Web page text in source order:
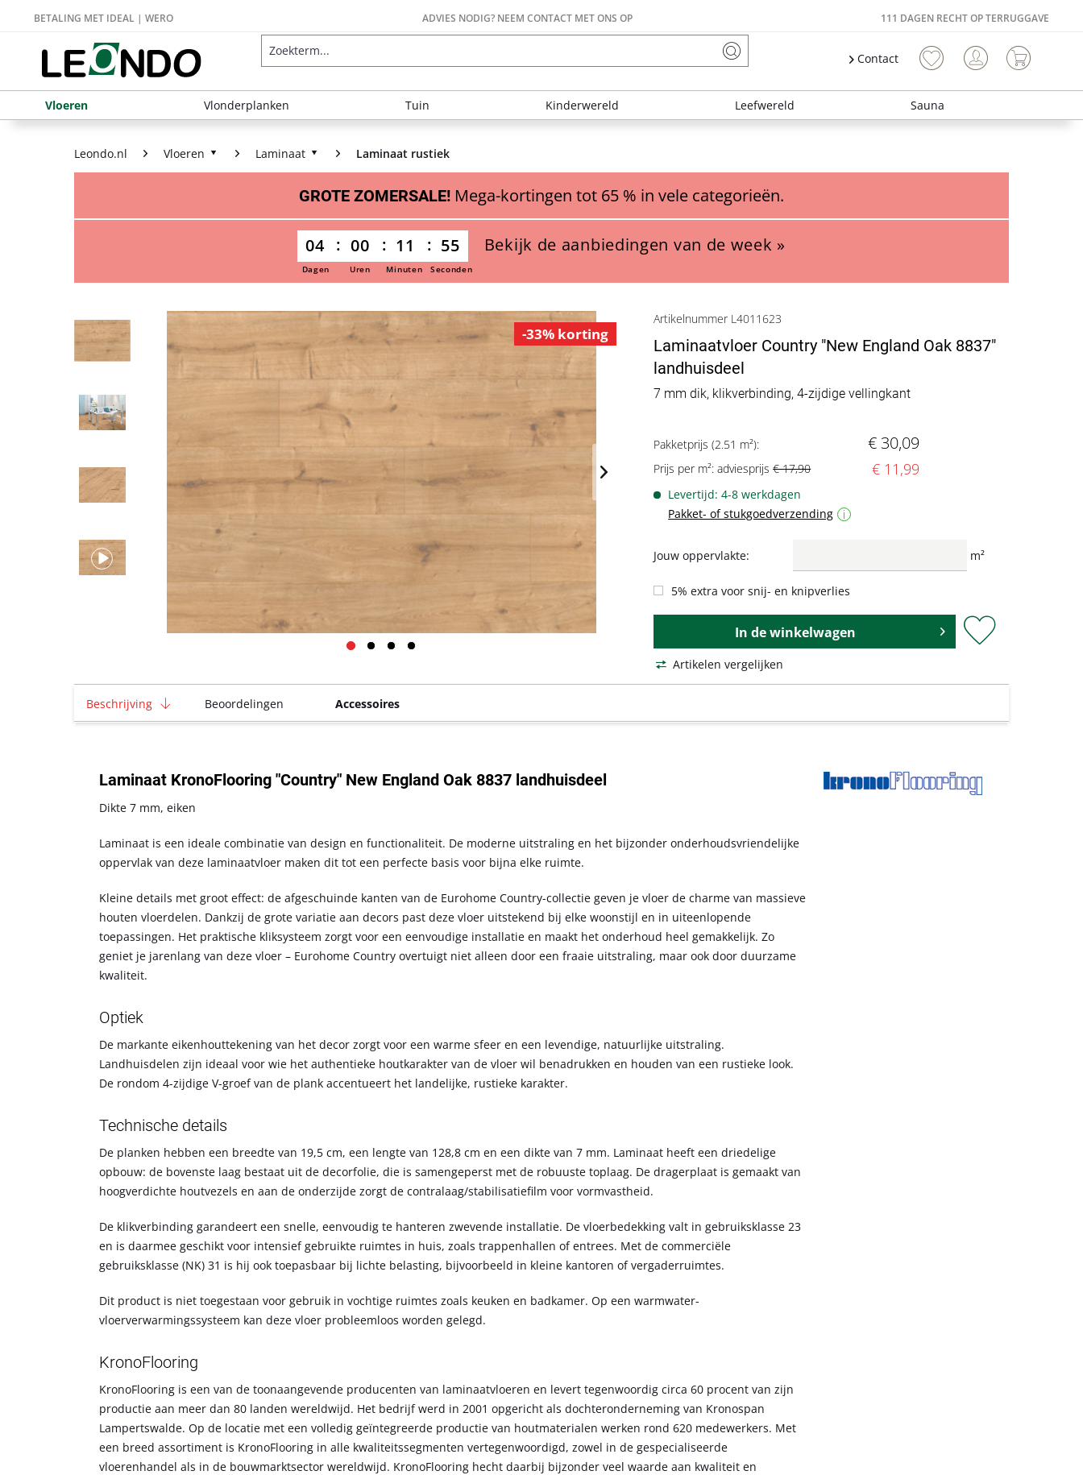
BETALING MET IDEAL | WERO ADVIES NODIG? NEEM CONTACT MET ONS OP 111 DAGEN RECHT OP TERRUGGAVE
Contact
Vloeren Vlonderplanken Tuin Kinderwereld Leefwereld Sauna
Leondo.nl Vloeren Laminaat Laminaat rustiek
GROTE ZOMERSALE! Mega-kortingen tot 65 % in vele categorieën.
04 00 11 54
Dagen Uren Minuten Seconden
Bekijk de aanbiedingen van de week »
-33% korting
Artikelnummer L4011623
Laminaatvloer Country "New England Oak 8837"
landhuisdeel
7 mm dik, klikverbinding, 4-zijdige vellingkant
Pakketprijs (2.51 m²): € 30,09
Prijs per m²: adviesprijs€ 17,90 € 11,99
Levertijd: 4-8 werkdagen
Pakket- of stukgoedverzending
i
Jouw oppervlakte: m²
5% extra voor snij- en knipverlies
In de winkelwagen
Artikelen vergelijken
Beschrijving Beoordelingen Accessoires
Laminaat KronoFlooring "Country" New England Oak 8837 landhuisdeel
Dikte 7 mm, eiken
Laminaat is een ideale combinatie van design en functionaliteit. De moderne uitstraling en het bijzonder onderhoudsvriendelijke
oppervlak van deze laminaatvloer maken dit tot een perfecte basis voor bijna elke ruimte.
Kleine details met groot effect: de afgeschuinde kanten van de Eurohome Country-collectie geven je vloer de charme van massieve
houten vloerdelen. Dankzij de grote variatie aan decors past deze vloer uitstekend bij elke woonstijl en in uiteenlopende
toepassingen. Het praktische kliksysteem zorgt voor een eenvoudige installatie en maakt het onderhoud heel gemakkelijk. Zo
geniet je jarenlang van deze vloer – Eurohome Country overtuigt niet alleen door een fraaie uitstraling, maar ook door duurzame
kwaliteit.
Optiek
De markante eikenhouttekening van het decor zorgt voor een warme sfeer en een levendige, natuurlijke uitstraling.
Landhuisdelen zijn ideaal voor wie het authentieke houtkarakter van de vloer wil benadrukken en houden van een rustieke look.
De rondom 4-zijdige V-groef van de plank accentueert het landelijke, rustieke karakter.
Technische details
De planken hebben een breedte van 19,5 cm, een lengte van 128,8 cm en een dikte van 7 mm. Laminaat heeft een driedelige
opbouw: de bovenste laag bestaat uit de decorfolie, die is samengeperst met de robuuste toplaag. De dragerplaat is gemaakt van
hoogverdichte houtvezels en aan de onderzijde zorgt de contralaag/stabilisatiefilm voor vormvastheid.
De klikverbinding garandeert een snelle, eenvoudig te hanteren zwevende installatie. De vloerbedekking valt in gebruiksklasse 23
en is daarmee geschikt voor intensief gebruikte ruimtes in huis, zoals trappenhallen of entrees. Met de commerciële
gebruiksklasse (NK) 31 is hij ook toepasbaar bij lichte belasting, bijvoorbeeld in kleine kantoren of vergaderruimtes.
Dit product is niet toegestaan voor gebruik in vochtige ruimtes zoals keuken en badkamer. Op een warmwater-
vloerverwarmingssysteem kan deze vloer probleemloos worden gelegd.
KronoFlooring
KronoFlooring is een van de toonaangevende producenten van laminaatvloeren en levert tegenwoordig circa 60 procent van zijn
productie aan meer dan 80 landen wereldwijd. Het bedrijf werd in 2001 opgericht als dochteronderneming van Kronospan
Lampertswalde. Op de locatie met een volledig geïntegreerde productie van houtmaterialen werken rond 620 medewerkers. Met
een breed assortiment is KronoFlooring in alle kwaliteitssegmenten vertegenwoordigd, zowel in de gespecialiseerde
vloerenhandel als in de bouwmarktsector wereldwijd. KronoFlooring hecht daarbij bijzonder veel waarde aan kwaliteit en